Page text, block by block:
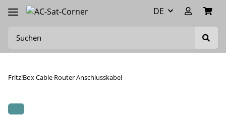
DE
Fritz!Box Cable Router Anschlusskabel